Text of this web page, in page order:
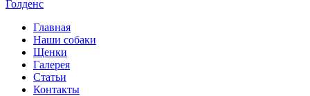
Голденс
Главная
Наши собаки
Щенки
Галерея
Статьи
Контакты